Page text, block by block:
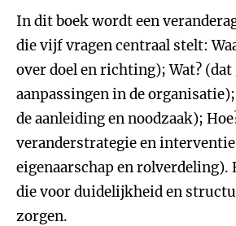
In dit boek wordt een
die vijf vragen centraal stelt:
over doel en richting); Wat? (dat
aanpassingen in de
de aanleiding en noodzaak);
veranderstrategie en
eigenaarschap en rolverdeling).
die voor duidelijkheid en
zorgen.